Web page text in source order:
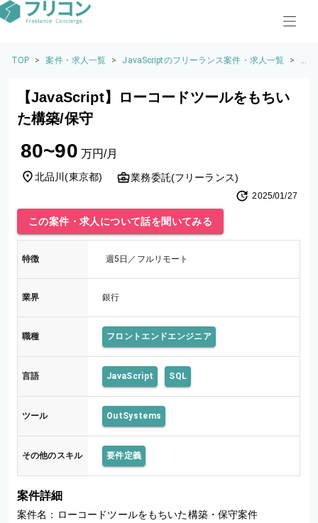
TOP > 案件・求人一覧 > JavaScriptのフリーランス案件・求人一覧 >
【J
【JavaScript】ローコードツールをもちい
た構築/保守
80~90 万円/月
北品川(東京都) 業務委託(フリーランス)
2025/01/27
この案件・求人について話を聞いてみる
特徴 週5日／フルリモート
業界 銀行
職種 フロントエンドエンジニア
言語 JavaScript SQL
ツール OutSystems
その他のスキル 要件定義
案件詳細
案件名：ローコードツールをもちいた構築・保守案件